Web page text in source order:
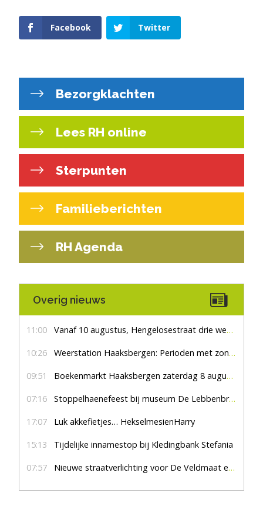
Facebook Twitter
Bezorgklachten
Lees RH online
Sterpunten
Familieberichten
RH Agenda
Overig nieuws
11:00 Vanaf 10 augustus, Hengelosestraat drie weken dicht voor doorgaand verkeer
10:26 Weerstation Haaksbergen: Perioden met zon en droog
09:51 Boekenmarkt Haaksbergen zaterdag 8 augustus, marktplein Haaksbergen
07:16 Stoppelhaenefeest bij museum De Lebbenbrugge
17:07 Luk akkefietjes… HekselmesienHarry
15:13 Tijdelijke innamestop bij Kledingbank Stefania
07:57 Nieuwe straatverlichting voor De Veldmaat en De Pas